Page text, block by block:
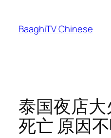
content
BaaghiTV Chinese
泰国夜店大
死亡 原因